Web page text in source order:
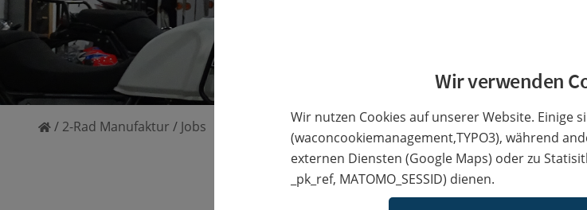
Wir verwenden
Wir nutzen Cookies auf unserer Website. Einige
(waconcookiemanagement,TYPO3), während
externen Diensten (Google Maps) oder zu
_pk_ref, MATOMO_SESSID) dienen.
/ 2-Rad Manufaktur / Jobs
Jobs bei Team